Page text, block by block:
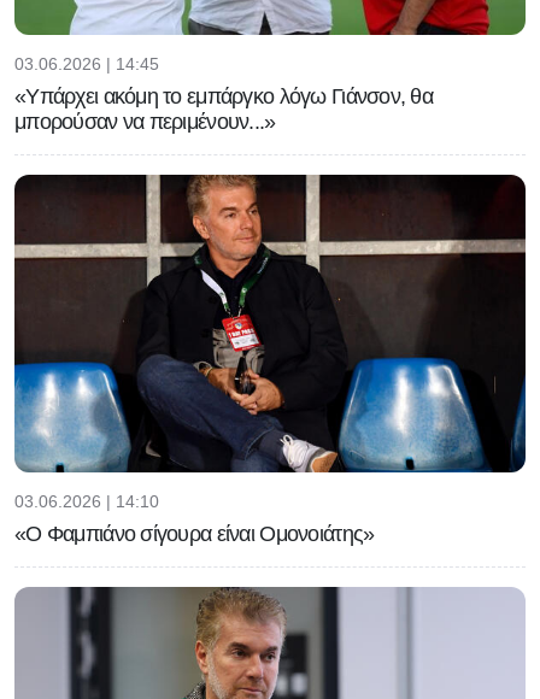
03.06.2026 | 14:45
«Υπάρχει ακόμη το εμπάργκο λόγω Γιάνσον, θα
μπορούσαν να περιμένουν...»
03.06.2026 | 14:10
«Ο Φαμπιάνο σίγουρα είναι Ομονοιάτης»